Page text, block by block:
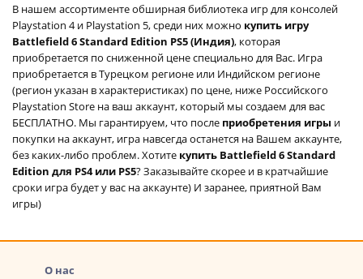
В нашем ассортименте обширная библиотека игр для консолей
Playstation 4 и Playstation 5, среди них можно купить игру
Battlefield 6 Standard Edition PS5 (Индия), которая
приобретается по сниженной цене специально для Вас. Игра
приобретается в Турецком регионе или Индийском регионе
(регион указан в характеристиках) по цене, ниже Российского
Playstation Store на ваш аккаунт, который мы создаем для вас
БЕСПЛАТНО. Мы гарантируем, что после приобретения игры и
покупки на аккаунт, игра навсегда останется на Вашем аккаунте,
без каких-либо проблем. Хотите купить Battlefield 6 Standard
Edition для PS4 или PS5? Заказывайте скорее и в кратчайшие
сроки игра будет у вас на аккаунте) И заранее, приятной Вам
игры)
О нас